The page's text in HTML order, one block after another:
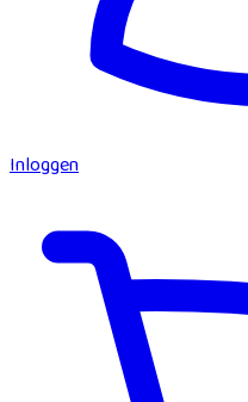
Inloggen